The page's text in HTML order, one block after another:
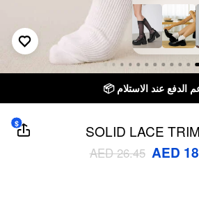
الدفع عند الاستلام 📦
SOLID LACE
AED
AED 26.45
$